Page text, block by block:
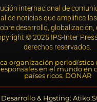
internacional de
de noticias que amplifica
desarrollo,
© 2025 IPS-Inter
derechos reservados.
organización
en el mundo en
países ricos. DONAR
Desarrollo & Hosting: